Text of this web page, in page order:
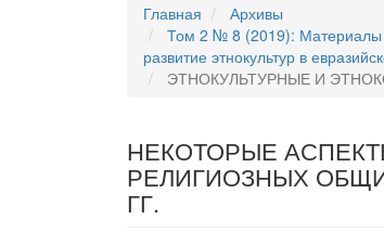
Главная
Архивы
Том 2 № 8 (2019): Материалы
развитие этнокультур в
ЭТНОКУЛЬТУРНЫЕ И
НЕКОТОРЫЕ
РЕЛИГИОЗНЫХ
ГГ.